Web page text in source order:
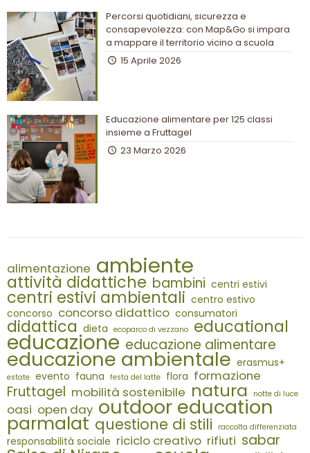
Percorsi quotidiani, sicurezza e
consapevolezza: con Map&Go si impara
a mappare il territorio vicino a scuola
15 Aprile 2026
Educazione alimentare per 125 classi
insieme a Fruttagel
23 Marzo 2026
alimentazione ambiente
attività didattiche bambini centri estivi
centri estivi ambientali centro estivo
concorso concorso didattico consumatori
didattica dieta ecoparco di vezzano educational
educazione educazione alimentare
educazione ambientale erasmus+
estate evento fauna festa del latte flora formazione
Fruttagel mobilità sostenibile natura notte di luce
oasi open day outdoor education
parmalat questione di stili raccolta differenziata
responsabilità sociale riciclo creativo rifiuti sabar